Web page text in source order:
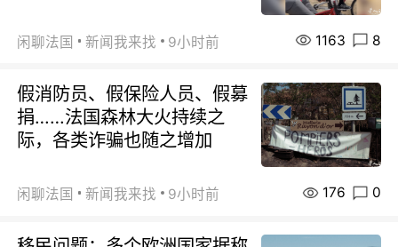
闲聊法国 新闻我来找 9小时前 1163 8
假消防员、假保险人员、假募
捐……法国森林大火持续之
际，各类诈骗也随之增加
闲聊法国 新闻我来找 9小时前 176 0